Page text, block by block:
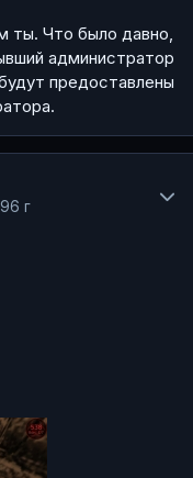
ты. Что было давно,
администратор
предоставлены
6 г